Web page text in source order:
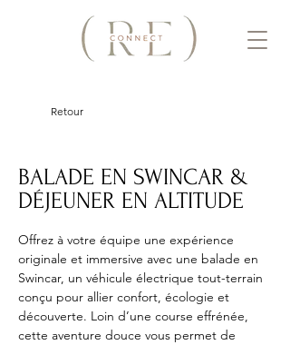
Retour
BALADE EN SWINCAR &
DÉJEUNER EN ALTITUDE
Offrez à votre équipe une expérience
originale et immersive avec une balade en
Swincar, un véhicule électrique tout-terrain
conçu pour allier confort, écologie et
découverte. Loin d’une course effrénée,
cette aventure douce vous permet de